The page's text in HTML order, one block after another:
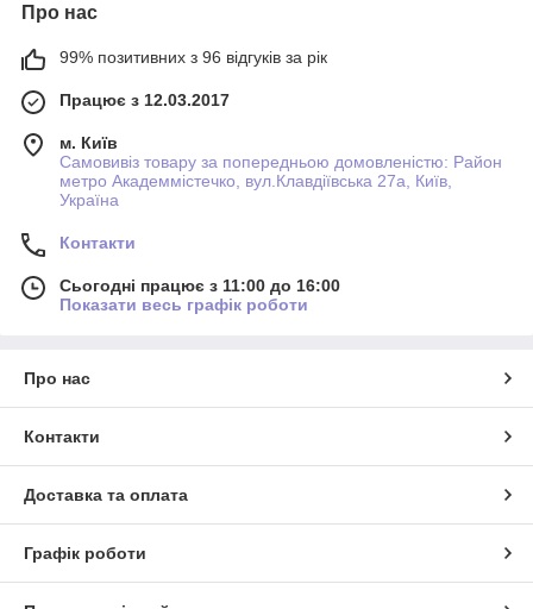
Про нас
99% позитивних з 96 відгуків за рік
Працює з 12.03.2017
м. Київ
Самовивіз товару за попередньою домовленістю: Район
метро Академмістечко, вул.Клавдіївська 27а, Київ,
Україна
Контакти
Сьогодні працює з 11:00 до 16:00
Показати весь графік роботи
Про нас
Контакти
Доставка та оплата
Графік роботи